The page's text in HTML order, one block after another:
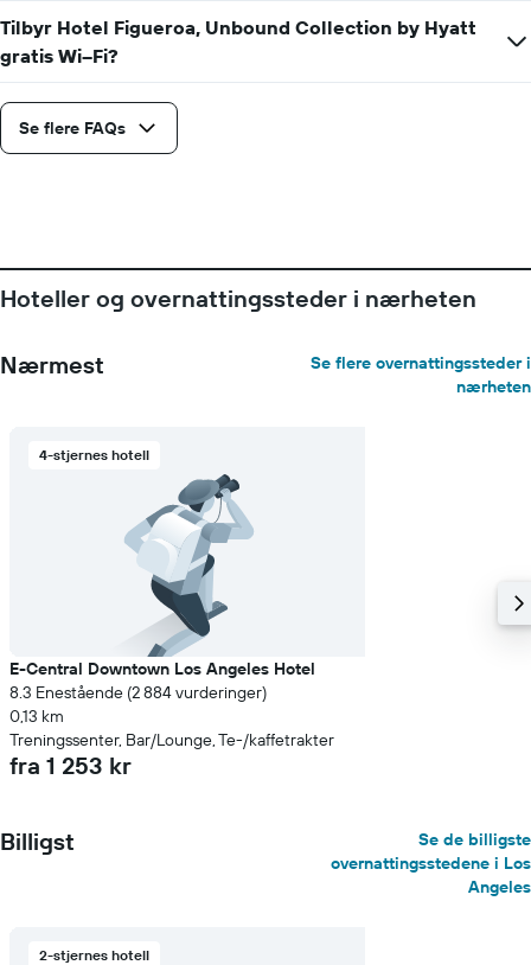
Tilbyr Hotel Figueroa, Unbound Collection by Hyatt
gratis Wi–Fi?
Se flere FAQs
Hoteller og overnattingssteder i nærheten
Nærmest
Se flere overnattingssteder i
nærheten
4-stjernes hotell
E-Central Downtown Los Angeles Hotel
8.3 Enestående (2 884 vurderinger)
0,13 km
Treningssenter, Bar/Lounge, Te-/kaffetrakter
fra 1 253 kr
Billigst
Se de billigste
overnattingsstedene i Los
Angeles
2-stjernes hotell